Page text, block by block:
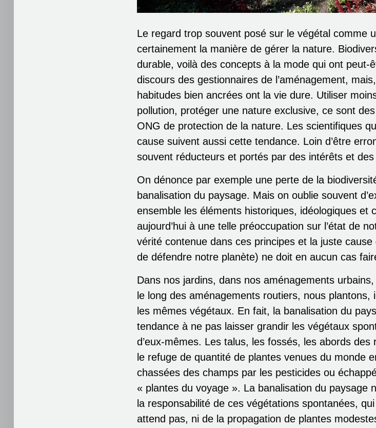
Le regard trop souvent posé sur le végétal comme
certainement la manière de gérer la nature.
durable, voilà des concepts à la mode qui ont peut-
discours des gestionnaires de l’aménagement,
habitudes bien ancrées ont la vie dure. Utiliser
pollution, protéger une nature exclusive, ce sont
ONG de protection de la nature. Les scientifiques
cause suivent aussi cette tendance. Loin d’être
souvent réducteurs et portés par des intérêts et des
On dénonce par exemple une perte de la
banalisation du paysage. Mais on oublie souvent
ensemble les éléments historiques, idéologiques et
aujourd’hui à une telle préoccupation sur l’état de
vérité contenue dans ces principes et la juste cause
de défendre notre planète) ne doit en aucun cas
Dans nos jardins, dans nos aménagements
le long des aménagements routiers, nous plantons,
les mêmes végétaux. En fait, la banalisation du
tendance à ne pas laisser grandir les végétaux
d’eux-mêmes. Les talus, les fossés, les abords
le refuge de quantité de plantes venues du monde
chassées des champs par les pesticides ou
« plantes du voyage ». La banalisation du paysage
la responsabilité de ces végétations spontanées,
attend pas, ni de la propagation de plantes